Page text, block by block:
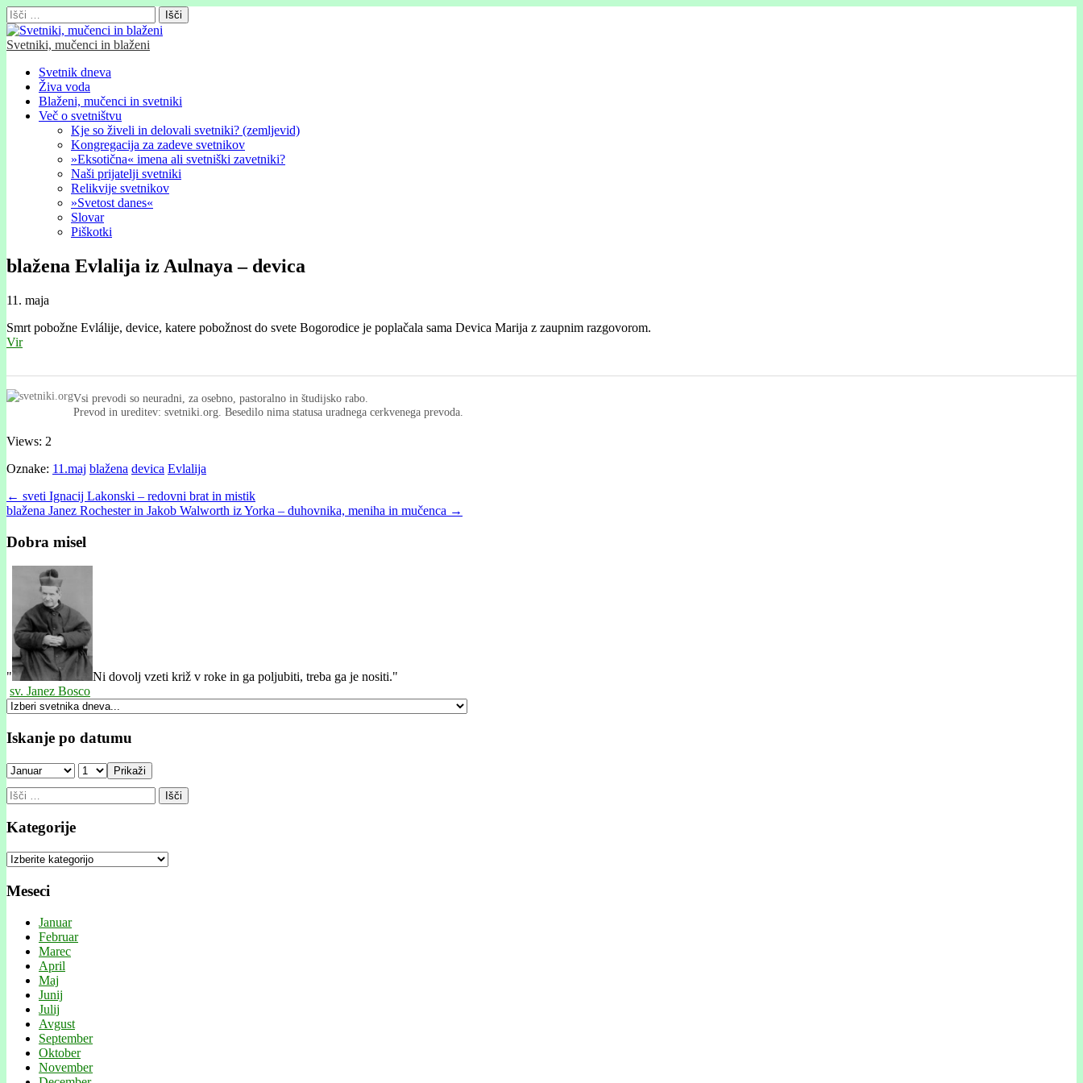
Išči:
Svetniki, mučenci in blaženi
Glavni
meni
Skip
content
Svetnik dneva
Živa voda
Blaženi, mučenci in svetniki
Več o svetništvu
Kje so živeli in delovali svetniki? (zemljevid)
Kongregacija za zadeve svetnikov
»Eksotična« imena ali svetniški zavetniki?
Naši prijatelji svetniki
Relikvije svetnikov
»Svetost danes«
Slovar
Piškotki
blažena Evlalija iz Aulnaya – devica
11. maja
Smrt pobožne Evlálije, device, katere pobožnost do svete Bogorodice je poplačala sama Devica Marija z zaupnim razgovorom.
Vir
Vsi prevodi so neuradni, za osebno, pastoralno in študijsko rabo.
Prevod in ureditev: svetniki.org. Besedilo nima statusa uradnega cerkvenega prevoda.
Views: 2
Oznake: 11.maj blažena devica Evlalija
Post
navigation
← sveti Ignacij Lakonski – redovni brat in mistik
blažena Janez Rochester in Jakob Walworth iz Yorka – duhovnika, meniha in mučenca →
Dobra misel
"
Ni dovolj vzeti križ v roke in ga poljubiti, treba ga je nositi."
sv. Janez Bosco
Iskanje po datumu
Prikaži
Išči:
Kategorije
Kategorije
Meseci
Januar
Februar
Marec
April
Maj
Junij
Julij
Avgust
September
Oktober
November